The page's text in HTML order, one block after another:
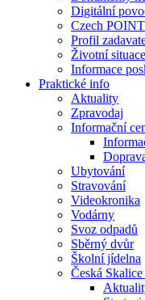
Digitální
Czech POINT
Profil
Životní situace
Informace
Praktické info
Aktuality
Zpravodaj
Informační
Ubytování
Stravování
Videokronika
Vodárny
Svoz odpadů
Sběrný dvůr
Školní jídelna
Česká